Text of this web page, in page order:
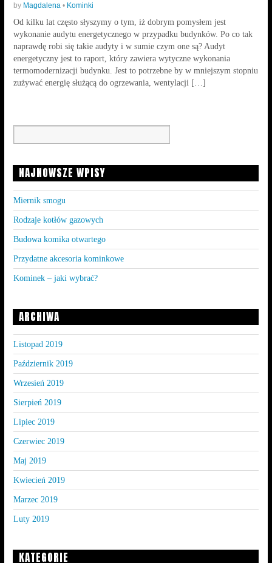
by Magdalena • Kominki
Od kilku lat często słyszymy o tym, iż dobrym pomysłem jest
wykonanie audytu energetycznego w przypadku budynków. Po co tak
naprawdę robi się takie audyty i w sumie czym one są? Audyt
energetyczny jest to raport, który zawiera wytyczne wykonania
termomodernizacji budynku. Jest to potrzebne by w mniejszym stopniu
zużywać energię służącą do ogrzewania, wentylacji […]
NAJNOWSZE WPISY
Miernik smogu
Rodzaje kotłów gazowych
Budowa komika otwartego
Przydatne akcesoria kominkowe
Kominek – jaki wybrać?
ARCHIWA
Listopad 2019
Październik 2019
Wrzesień 2019
Sierpień 2019
Lipiec 2019
Czerwiec 2019
Maj 2019
Kwiecień 2019
Marzec 2019
Luty 2019
KATEGORIE